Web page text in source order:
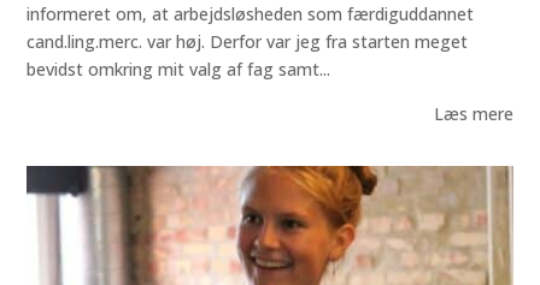
informeret om, at arbejdsløsheden som færdiguddannet
cand.ling.merc. var høj. Derfor var jeg fra starten meget
bevidst omkring mit valg af fag samt...
Læs mere